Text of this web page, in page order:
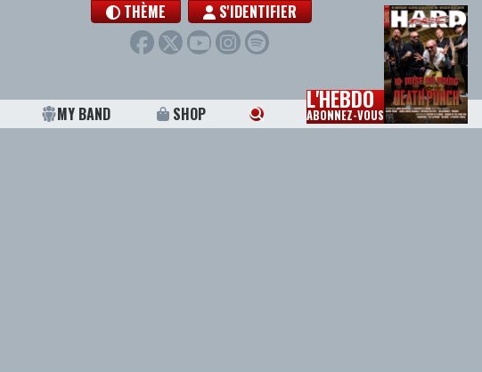
THÈME S'IDENTIFIER
MY BAND SHOP L'HEBDO
ABONNEZ-VOUS